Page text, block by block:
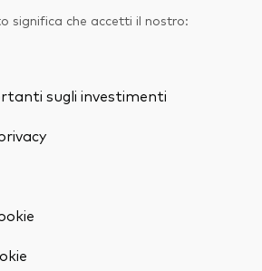
significa che accetti il nostro:
sugli investimenti